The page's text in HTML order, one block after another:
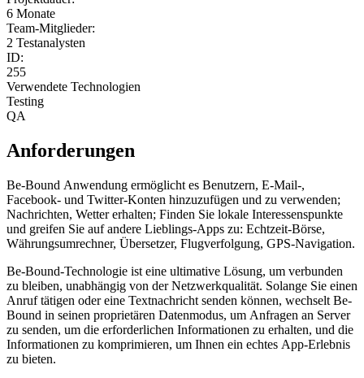
6 Monate
Team-Mitglieder:
2 Testanalysten
ID:
255
Verwendete Technologien
Testing
QA
Anforderungen
Be-Bound Anwendung ermöglicht es Benutzern, E-Mail-,
Facebook- und Twitter-Konten hinzuzufügen und zu verwenden;
Nachrichten, Wetter erhalten; Finden Sie lokale Interessenspunkte
und greifen Sie auf andere Lieblings-Apps zu: Echtzeit-Börse,
Währungsumrechner, Übersetzer, Flugverfolgung, GPS-Navigation.
Be-Bound-Technologie ist eine ultimative Lösung, um verbunden
zu bleiben, unabhängig von der Netzwerkqualität. Solange Sie einen
Anruf tätigen oder eine Textnachricht senden können, wechselt Be-
Bound in seinen proprietären Datenmodus, um Anfragen an Server
zu senden, um die erforderlichen Informationen zu erhalten, und die
Informationen zu komprimieren, um Ihnen ein echtes App-Erlebnis
zu bieten.